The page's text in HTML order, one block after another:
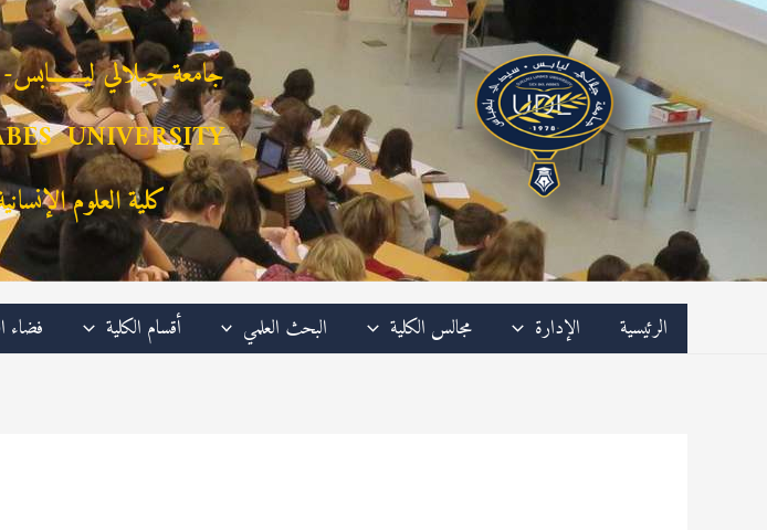
تخطي
إلى
جامعة جيلالي
UNIVERSITY
كلية العلوم
الرئيسية الإدارة مجالس الكلية البحث العلمي أقسام الكلية فضاء